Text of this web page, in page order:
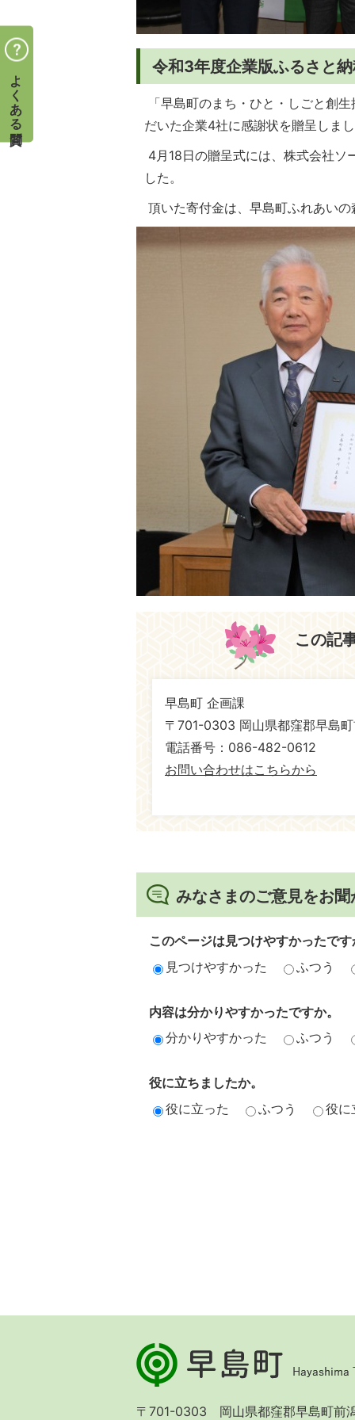
令和3年度企業版ふるさと
「早島町のまち・ひと・しごと創
だいた企業4社に感謝状を贈呈しま
4月18日の贈呈式には、株式会社ソ
した。
頂いた寄付金は、早島町ふれあい
この記
早島町 企画課
〒701-0303 岡山県都窪郡早島
電話番号：086-482-0612
お問い合わせはこちらから
みなさまのご意見をお
このページは見つけやすかったで
見つけやすかった
ふつう
内容は分かりやすかったですか。
分かりやすかった
ふつう
役に立ちましたか。
役に立った
ふつう 役に
よくある質問
早
島
町
Hayashima
〒701-0303 岡山県都窪郡早島町前